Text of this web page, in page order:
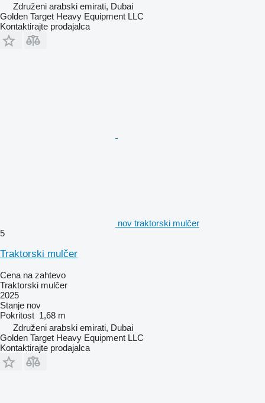
Združeni arabski emirati, Dubai
Golden Target Heavy Equipment LLC
Kontaktirajte prodajalca
nov traktorski mulčer
5
Traktorski mulčer
Cena na zahtevo
Traktorski mulčer
2025
Stanje nov
Pokritost 1,68 m
Združeni arabski emirati, Dubai
Golden Target Heavy Equipment LLC
Kontaktirajte prodajalca